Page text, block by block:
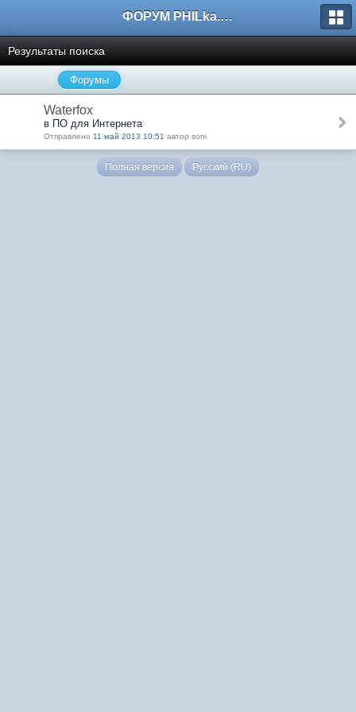
ФОРУМ PHILka.RU
Результаты поиска
Форумы
Waterfox
в ПО для Интернета
Отправлено 11 май 2013 10:51 автор soni
Полная версия Русский (RU)